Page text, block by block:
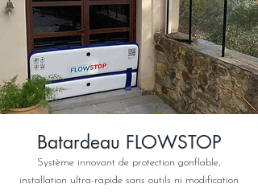
Batardeau FLOWSTOP
Système innovant de protection gonflable,
installation ultra-rapide sans outils ni modification